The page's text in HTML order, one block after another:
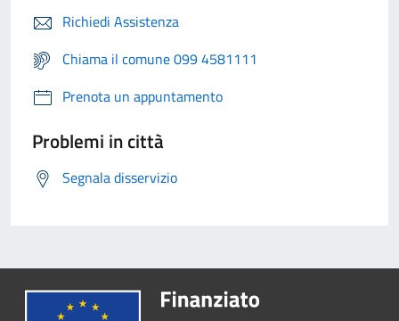
Richiedi Assistenza
Chiama il comune 099 4581111
Prenota un appuntamento
Problemi in città
Segnala disservizio